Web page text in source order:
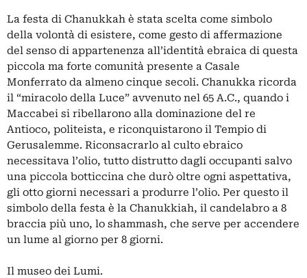
La festa di Chanukkah è stata scelta come simbolo
della volontà di esistere, come gesto di affermazione
del senso di appartenenza all’identità ebraica di questa
piccola ma forte comunità presente a Casale
Monferrato da almeno cinque secoli. Chanukka ricorda
il “miracolo della Luce” avvenuto nel 65 A.C., quando i
Maccabei si ribellarono alla dominazione del re
Antioco, politeista, e riconquistarono il Tempio di
Gerusalemme. Riconsacrarlo al culto ebraico
necessitava l’olio, tutto distrutto dagli occupanti salvo
una piccola botticcina che durò oltre ogni aspettativa,
gli otto giorni necessari a produrre l’olio. Per questo il
simbolo della festa è la Chanukkiah, il candelabro a 8
braccia più uno, lo shammash, che serve per accendere
un lume al giorno per 8 giorni.
Il museo dei Lumi.